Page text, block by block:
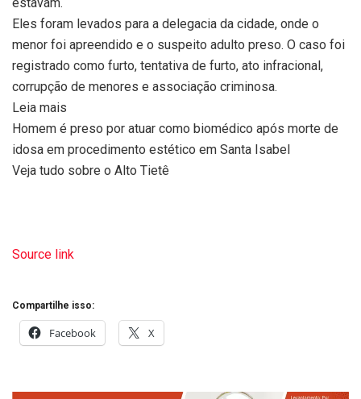
Eles foram levados para a delegacia da cidade, onde o
menor foi apreendido e o suspeito adulto preso. O caso foi
registrado como furto, tentativa de furto, ato infracional,
corrupção de menores e associação criminosa.
Leia mais
Homem é preso por atuar como biomédico após morte de
idosa em procedimento estético em Santa Isabel
Veja tudo sobre o Alto Tietê
Source link
Compartilhe isso:
Facebook X